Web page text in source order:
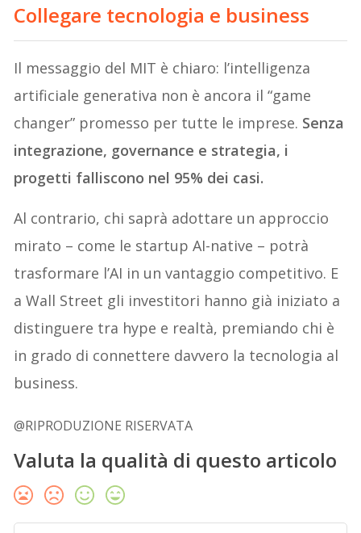
Collegare tecnologia e business
Il messaggio del MIT è chiaro: l’intelligenza
artificiale generativa non è ancora il “game
changer” promesso per tutte le imprese. Senza
integrazione, governance e strategia, i
progetti falliscono nel 95% dei casi.
Al contrario, chi saprà adottare un approccio
mirato – come le startup AI-native – potrà
trasformare l’AI in un vantaggio competitivo. E
a Wall Street gli investitori hanno già iniziato a
distinguere tra hype e realtà, premiando chi è
in grado di connettere davvero la tecnologia al
business.
@RIPRODUZIONE RISERVATA
Valuta la qualità di questo articolo